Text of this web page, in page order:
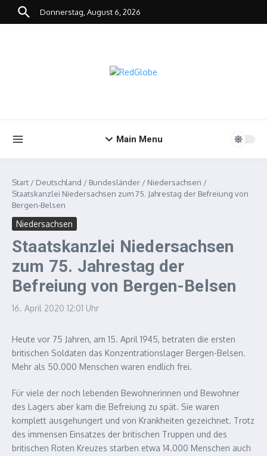
Zum Inhalt springen
Donnerstag, August 6, 2026
Main Menu
Start / Deutschland / Bundesländer / Niedersachsen /
Staatskanzlei Niedersachsen zum 75. Jahrestag der Befreiung von
Bergen-Belsen
Niedersachsen
Staatskanzlei Niedersachsen
zum 75. Jahrestag der
Befreiung von Bergen-Belsen
16. April 2020 12:01 Uhr
Heute vor 75 Jahren, am 15. April 1945, betraten die ersten
britischen Soldaten das Konzentrationslager Bergen-Belsen.
Mehr als 50.000 Menschen waren endlich frei.
Für viele der noch lebenden Bewohnerinnen und Bewohner
des Lagers aber kam die Befreiung zu spät. Sie waren
komplett ausgehungert und von Krankheiten gezeichnet. Trotz
des immensen Einsatzes der britischen Truppen und des
britischen Roten Kreuzes starben etwa 14.000 Menschen auch